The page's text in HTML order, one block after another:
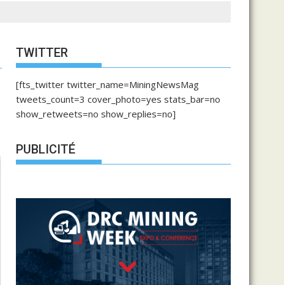
TWITTER
[fts_twitter twitter_name=MiningNewsMag
tweets_count=3 cover_photo=yes stats_bar=no
show_retweets=no show_replies=no]
PUBLICITÉ